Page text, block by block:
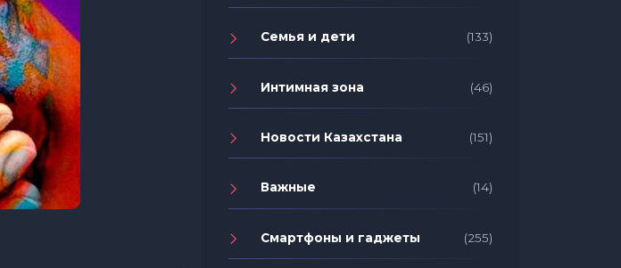
Семья и дети (133)
Интимная зона (46)
Новости Казахстана (151)
Важные (14)
Смартфоны и гаджеты (255)